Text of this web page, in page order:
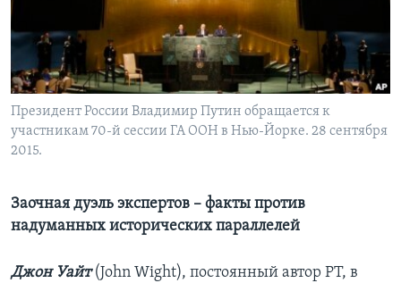
Learning English
СОЦИАЛЬНЫЕ СЕТИ
Президент России Владимир Путин обращается к
участникам 70-й сессии ГА ООН в Нью-Йорке. 28 сентября
2015.
Заочная дуэль экспертов – факты против
надуманных исторических параллелей
Джон Уайт(John Wight), постоянный автор РТ, в